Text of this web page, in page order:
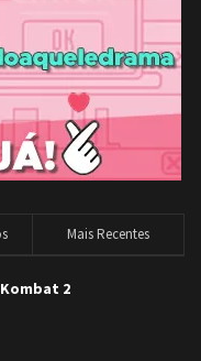
Mais Recentes
2